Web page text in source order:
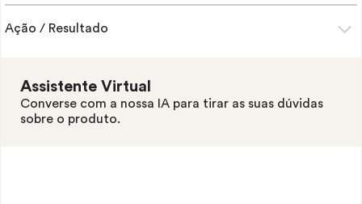
Ação / Resultado
Assistente Virtual
Converse com a nossa IA para tirar as suas dúvidas
sobre o produto.